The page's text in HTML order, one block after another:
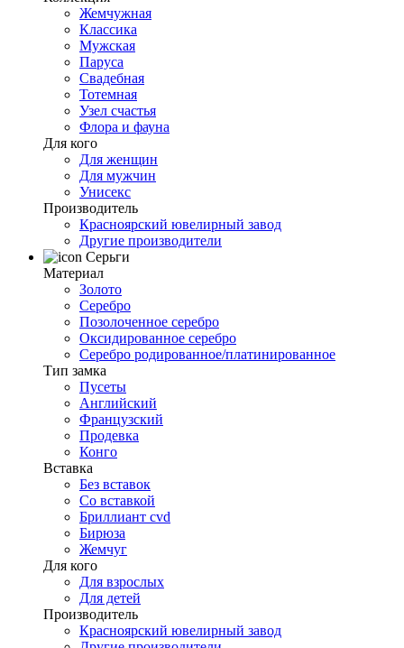
Жемчужная
Классика
Мужская
Паруса
Свадебная
Тотемная
Узел счастья
Флора и фауна
Для кого
Для женщин
Для мужчин
Унисекс
Производитель
Красноярский ювелирный завод
Другие производители
Серьги
Материал
Золото
Серебро
Позолоченное серебро
Оксидированное серебро
Серебро родированное/платинированное
Тип замка
Пусеты
Английский
Французский
Продевка
Конго
Вставка
Без вставок
Со вставкой
Бриллиант cvd
Бирюза
Жемчуг
Для кого
Для взрослых
Для детей
Производитель
Красноярский ювелирный завод